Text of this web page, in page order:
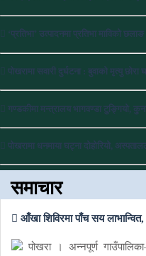
‘प्रतिभा’ उत्पादनमा प्रतिभा माविको छलाङ
पोखरामा सवारी दुर्घटना : बुवाको मृत्यु छोरा
गण्डकीमा मन्त्रालय भागवण्डा टुङ्गियो,
पोखरामा धनमाया घट्ना दोहोरियो,
समाचार
आँखा शिविरमा पाँच सय
पोखरा । अन्नपूर्ण